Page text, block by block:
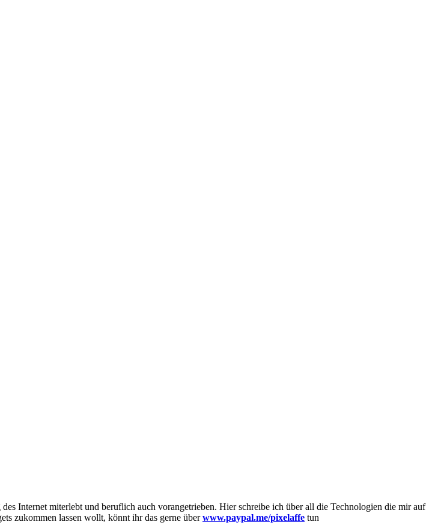
Internet miterlebt und beruflich auch vorangetrieben. Hier schreibe ich über all die Technologien die mir auf
zukommen lassen wollt, könnt ihr das gerne überwww.paypal.me/pixelaffe tun